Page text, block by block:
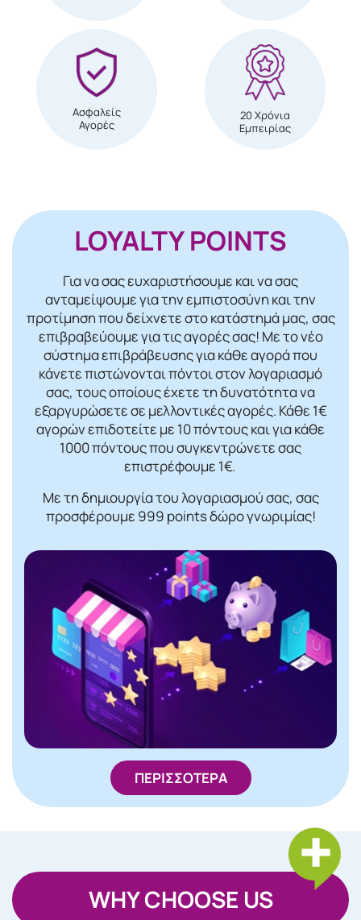
Ασφαλείς
Αγορές
20 Χρόνια
Εμπειρίας
LOYALTY POINTS
Για να σας ευχαριστήσουμε και να σας
ανταμείψουμε για την εμπιστοσύνη και την
προτίμηση που δείχνετε στο κατάστημά μας, σας
επιβραβεύουμε για τις αγορές σας! Mε το νέο
σύστημα επιβράβευσης για κάθε αγορά που
κάνετε πιστώνονται πόντοι στον λογαριασμό
σας, τους οποίους έχετε τη δυνατότητα να
εξαργυρώσετε σε μελλοντικές αγορές. Κάθε 1€
αγορών επιδοτείτε με 10 πόντους και για κάθε
1000 πόντους που συγκεντρώνετε σας
επιστρέφουμε 1€.
Με τη δημιουργία του λογαριασμού σας, σας
προσφέρουμε 999 points δώρο γνωριμίας!
ΠΕΡΙΣΣΟΤΕΡΑ
WHY CHOOSE US